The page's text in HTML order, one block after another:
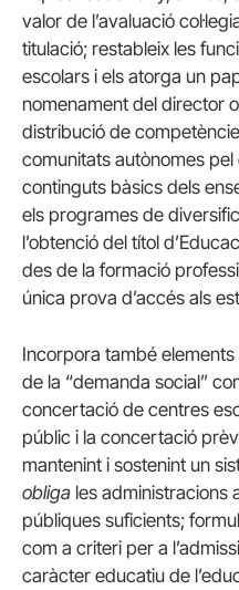
valor de l’avaluació
titulació; restableix les
escolars i els atorga un
nomenament del director
distribució de
comunitats autònomes
continguts bàsics dels
els programes de
l’obtenció del títol
des de la formació
única prova d’accés als
Incorpora també
de la “demanda social”
concertació de centres
públic i la concertació
mantenint i sostenint un
obliga les administracions
públiques suficients;
com a criteri per a
caràcter educatiu de